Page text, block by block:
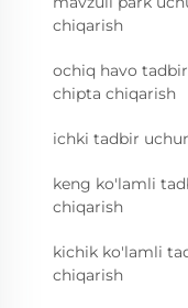
chiqarish
ochiq havo
chipta chiqarish
ichki tadbir
keng ko'lamli
chiqarish
kichik ko'lamli
chiqarish